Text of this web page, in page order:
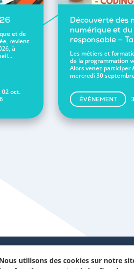
et de
revient
à
02 oct.
Découverte des
numérique et
responsable –
Les métiers et
de la programmation
Alors venez participer
mercredi 30
ÉVÈNEMENT
utilisons des cookies sur notre